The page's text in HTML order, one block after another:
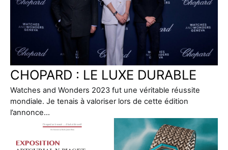
CHOPARD : LE LUXE DURABLE
Watches and Wonders 2023 fut une véritable réussite
mondiale. Je tenais à valoriser lors de cette édition
l’annonce…